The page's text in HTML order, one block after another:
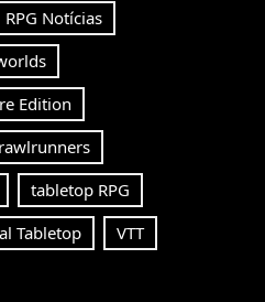
RPG Notícias
Edition
tabletop RPG
Tabletop
VTT